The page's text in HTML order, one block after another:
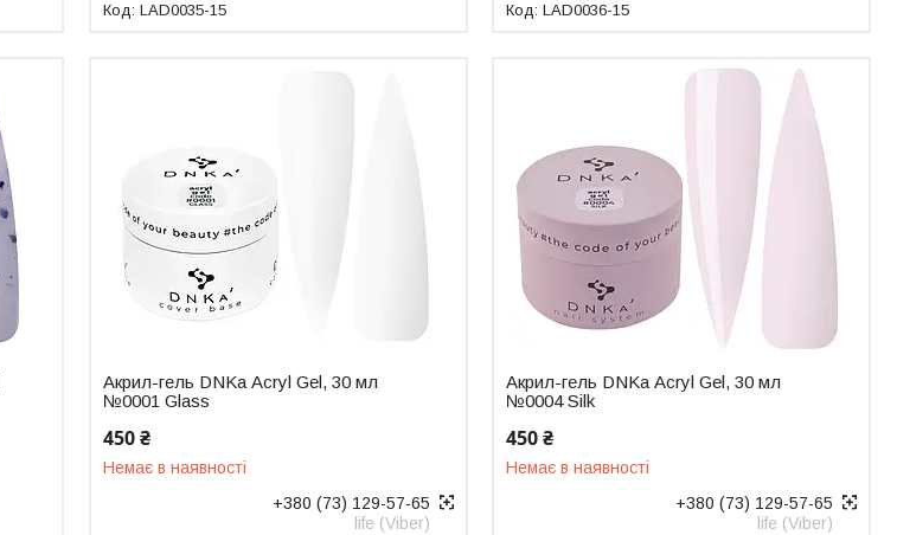
LAD0035-15 LAD0036-15
Акрил-гель DNKa Аcryl Gel, 30 мл
№0001 Glass
450 ₴
Немає в наявності
+380 (73) 129-57-65
life (Viber)
Акрил-гель DNKa Аcryl Gel, 30 мл
№0004 Silk
450 ₴
Немає в наявності
+380 (73) 129-57-65
life (Viber)